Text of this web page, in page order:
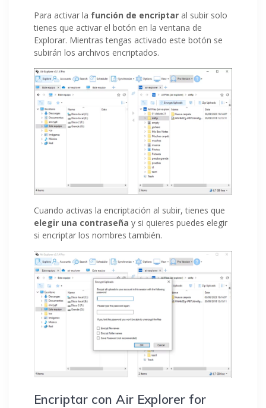
Para activar la función de encriptar al subir solo
tienes que activar el botón en la ventana de
Explorar. Mientras tengas activado este botón se
subirán los archivos encriptados.
Cuando activas la encriptación al subir, tienes que
elegir una contraseña y si quieres puedes elegir
si encriptar los nombres también.
Encriptar con Air Explorer for